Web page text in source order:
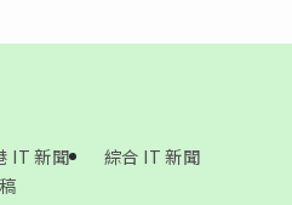
IT 新聞
綜合 IT 新聞